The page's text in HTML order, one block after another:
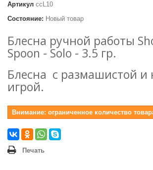
Артикул сcL10
Состояние: Новый товар
Блесна ручной работы
Spoon - Solo - 3.5 гр.
Блесна с размашистой и
игрой.
Внимание: ограниченное количество
Печать